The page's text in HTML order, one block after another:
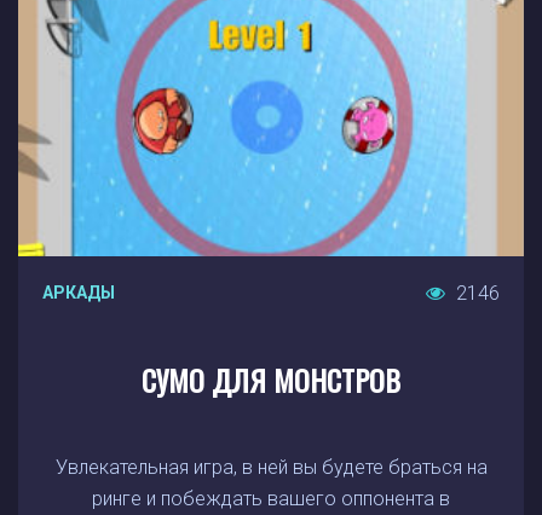
АРКАДЫ 2146
СУМО ДЛЯ МОНСТРОВ
Увлекательная игра, в ней вы будете браться на
ринге и побеждать вашего оппонента в